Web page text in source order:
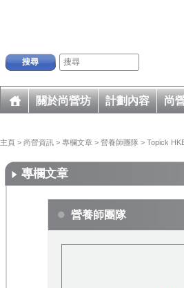
搜尋
關於尚營坊 計劃內容 尚
主頁 > 尚營資訊 > 專欄文章 > 營養師團隊 > Topick
專欄文章
營養師團隊